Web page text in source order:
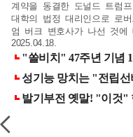
계약을 동결한 도널드 트럼
대학의 법정 대리인으로 로
엄 버크 변호사가 나선 것에
2025.04.18.